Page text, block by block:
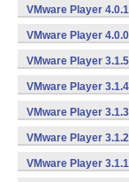
VMware Player
VMware Player
VMware Player
VMware Player
VMware Player
VMware Player
VMware Player